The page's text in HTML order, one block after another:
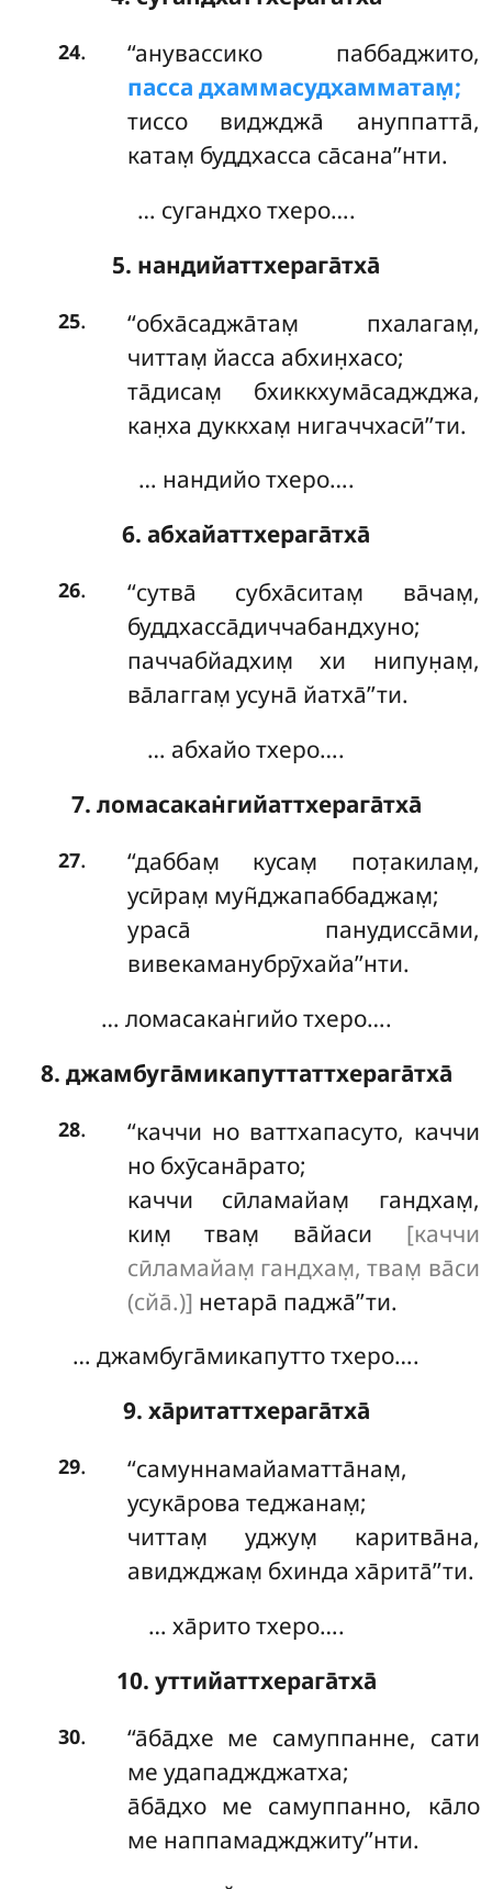
24.
‘‘анувассико паббаджито,
пасса дхаммасудхамматам̣;
тиссо виджджа̄ ануппатта̄,
катам̣ буддхасса са̄сана’’нти.
… сугандхо тхеро….
5. нандийаттхерага̄тха̄
25.
‘‘обха̄саджа̄там̣ пхалагам̣,
читтам̣ йасса абхин̣хасо;
та̄дисам̣ бхиккхума̄саджджа,
кан̣ха дуккхам̣ нигаччхасӣ’’ти.
… нандийо тхеро….
6. абхайаттхерага̄тха̄
26.
‘‘сутва̄ субха̄ситам̣ ва̄чам̣,
буддхасса̄диччабандхуно;
паччабйадхим̣ хи нипун̣ам̣,
ва̄лаггам̣ усуна̄ йатха̄’’ти.
… абхайо тхеро….
7. ломасакан̇гийаттхерага̄тха̄
27. ‘‘даббам̣ кусам̣ пот̣акилам̣,
усӣрам̣ мун̃джапаббаджам̣;
ураса̄ панудисса̄ми,
вивекаманубрӯхайа’’нти.
… ломасакан̇гийо тхеро….
8. джамбуга̄микапуттаттхерага̄тха̄
28. ‘‘каччи но ваттхапасуто, каччи
но бхӯсана̄рато;
каччи сӣламайам̣ гандхам̣,
ким̣ твам̣ ва̄йаси [каччи
сӣламайам̣ гандхам̣, твам̣ ва̄си
(сйа̄.)] нетара̄ паджа̄’’ти.
… джамбуга̄микапутто тхеро….
9. ха̄ритаттхерага̄тха̄
29.
‘‘самуннамайаматта̄нам̣,
усука̄рова теджанам̣;
читтам̣ уджум̣ каритва̄на,
авиджджам̣ бхинда ха̄рита̄’’ти.
… ха̄рито тхеро….
10. уттийаттхерага̄тха̄
30.
‘‘а̄ба̄дхе ме самуппанне, сати
ме удападжджатха;
а̄ба̄дхо ме самуппанно, ка̄ло
ме наппамаджджиту’’нти.